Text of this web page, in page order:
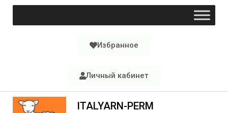
Избранное
Личный кабинет
ITALYARN-PERM